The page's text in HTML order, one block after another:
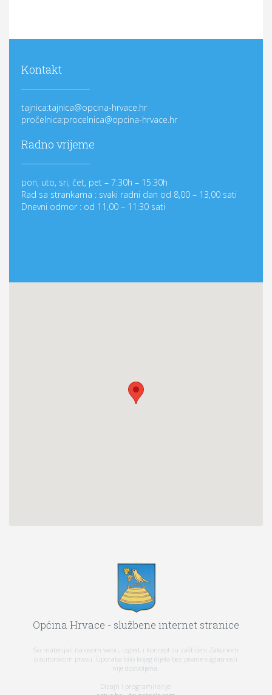
Kontakt
tajnica:tajnica@opcina-hrvace.hr
pročelnica:procelnica@opcina-hrvace.hr
Radno vrijeme
pon, uto, sri, čet, pet – 7:30h – 15:30h
Rad sa strankama : svaki radni dan od 8,00 – 13,00 sati
Dnevni odmor : od 11,00 – 11:30 sati
Općina Hrvace - službene internet stranice
Svi materijali na ovom webu, izgled, i koncept su zaštićeni Zakonom
o autorskom pravu. Uporaba bilo kojeg dijela bez pisane suglasnosti
nije dozvoljena.
Dizajn i programiranje: